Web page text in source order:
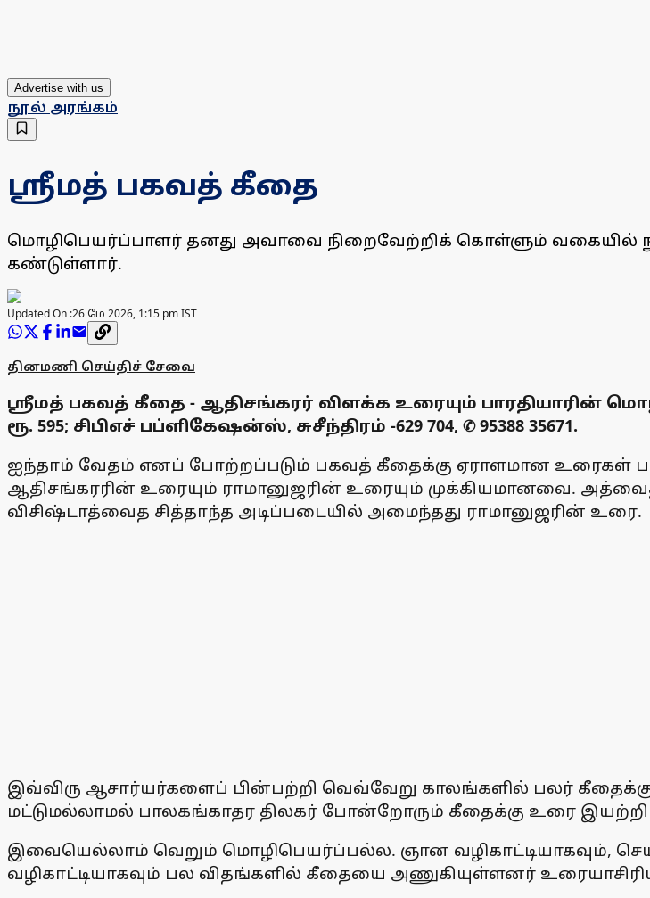
Advertise with us
நூல் அரங்கம்
ஸ்ரீமத் பகவத் கீதை
மொழிபெயர்ப்பாளர் தனது அவாவை நிறைவேற்றிக் கொள்ளும் வகையில்
கண்டுள்ளார்.
Updated On :26 மே 2026, 1:15 pm IST
தினமணி செய்திச் சேவை
ஸ்ரீமத் பகவத் கீதை - ஆதிசங்கரர் விளக்க உரையும் பாரதியாரின்
ரூ. 595; சிபிஎச் பப்ளிகேஷன்ஸ், சுசீந்திரம் -629 704, ✆ 95388 35671.
ஐந்தாம் வேதம் எனப் போற்றப்படும் பகவத் கீதைக்கு ஏராளமான உரைகள்
ஆதிசங்கரரின் உரையும் ராமானுஜரின் உரையும் முக்கியமானவை.
விசிஷ்டாத்வைத சித்தாந்த அடிப்படையில் அமைந்தது ராமானுஜரின் உரை.
இவ்விரு ஆசார்யர்களைப் பின்பற்றி வெவ்வேறு காலங்களில் பலர்
மட்டுமல்லாமல் பாலகங்காதர திலகர் போன்றோரும் கீதைக்கு உரை
இவையெல்லாம் வெறும் மொழிபெயர்ப்பல்ல. ஞான வழிகாட்டியாகவும்,
வழிகாட்டியாகவும் பல விதங்களில் கீதையை அணுகியுள்ளனர்